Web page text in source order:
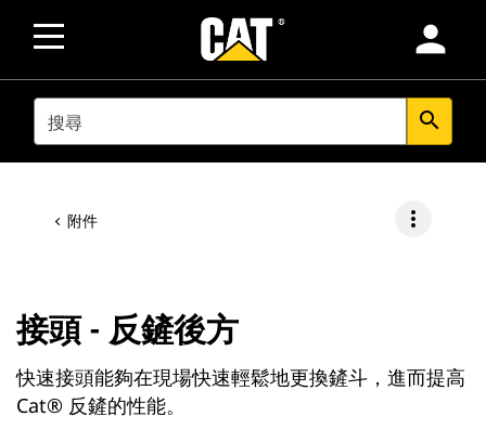
person
SEARCH search
附件 more_vert
接頭 - 反鏟後方
快速接頭能夠在現場快速輕鬆地更換鏟斗，進而提高
Cat® 反鏟的性能。